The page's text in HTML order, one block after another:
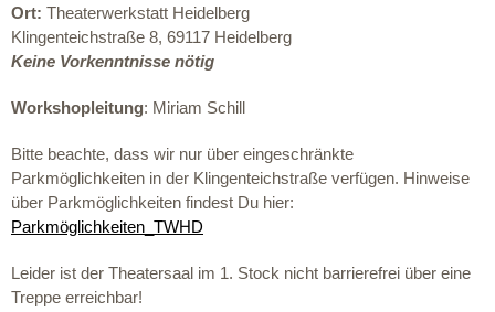
Ort: Theaterwerkstatt Heidelberg
Klingenteichstraße 8, 69117 Heidelberg
Keine Vorkenntnisse nötig
Workshopleitung: Miriam Schill
Bitte beachte, dass wir nur über eingeschränkte
Parkmöglichkeiten in der Klingenteichstraße verfügen. Hinweise
über Parkmöglichkeiten findest Du hier:
Parkmöglichkeiten_TWHD
Leider ist der Theatersaal im 1. Stock nicht barrierefrei über eine
Treppe erreichbar!